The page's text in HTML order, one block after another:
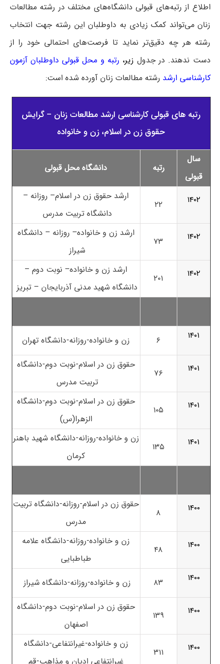
اطلاع از رتبه‌های قبولی دانشگاه‌های مختلف در رشته مطالعات
زنان می‌تواند کمک زیادی به داوطلبان این رشته جهت انتخاب
رشته هر چه دقیق‌تر نماید تا فرصت‌های احتمالی خود را از
دست ندهند. در جدول زیر، رتبه و محل قبولی داوطلبان آزمون
کارشناسی ارشد رشته مطالعات زنان آورده شده است:
رتبه های قبولی کارشناسی ارشد مطالعات زنان – گرایش
حقوق زن در اسلام، زن و خانواده
سال
قبولی
رتبه دانشگاه محل قبولی
۱۴۰۲ ۲۲
ارشد حقوق زن در اسلام– روزانه –
دانشگاه تربیت مدرس
۱۴۰۲
۷۳
ارشد زن و خانواده– روزانه – دانشگاه
شیراز
۱۴۰۲
۲۰۱
ارشد زن و خانواده– نوبت دوم –
دانشگاه شهید مدنی آذربایجان – تبریز
۱۴۰۱ ۶ زن و خانواده-روزانه-دانشگاه تهران
۱۴۰۱ ۷۶
حقوق زن در اسلام-نوبت دوم-دانشگاه
تربیت مدرس
۱۴۰۱
۱۰۵
حقوق زن در اسلام-نوبت دوم-دانشگاه
الزهرا(س)
۱۴۰۱
۱۳۵
زن و خانواده-روزانه-دانشگاه شهید باهنر
کرمان
۱۴۰۰ ۸
حقوق زن در اسلام-روزانه-دانشگاه تربیت
مدرس
۱۴۰۰
۴۸
زن و خانواده-روزانه-دانشگاه علامه
طباطبایی
۱۴۰۰
۸۳ زن و خانواده-روزانه-دانشگاه شیراز
۱۴۰۰ ۱۳۹
حقوق زن در اسلام-نوبت دوم-دانشگاه
اصفهان
۱۴۰۰
۳۱۱
زن و خانواده-غیرانتفاعی-دانشگاه
غیرانتفاعی ادیان و مذاهب-قم